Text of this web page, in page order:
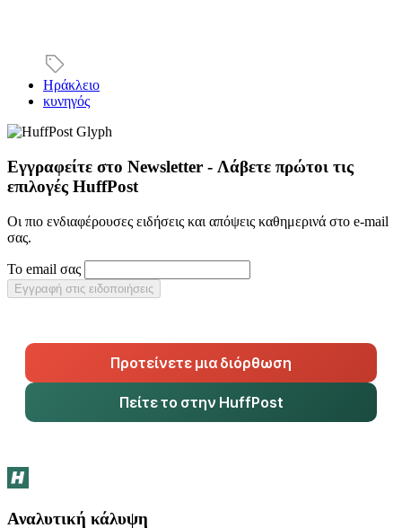
Ηράκλειο
κυνηγός
Εγγραφείτε στο Newsletter - Λάβετε πρώτοι τις
επιλογές HuffPost
Οι πιο ενδιαφέρουσες ειδήσεις και απόψεις καθημερινά στο e-mail
σας.
Το email σας
Εγγραφή στις ειδοποιήσεις
Προτείνετε μια διόρθωση
Πείτε το στην HuffPost
Αναλυτική κάλυψη